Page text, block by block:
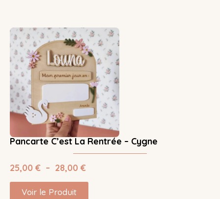
Pancarte C’est La Rentrée – Cygne
25,00 € – 28,00 €
Voir le Produit